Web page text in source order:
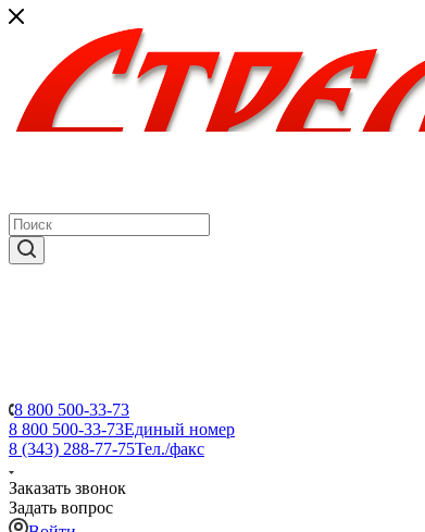
8 800 500-33-73
8 800 500-33-73Единый номер
8 (343) 288-77-75Тел./факс
Заказать звонок
Задать вопрос